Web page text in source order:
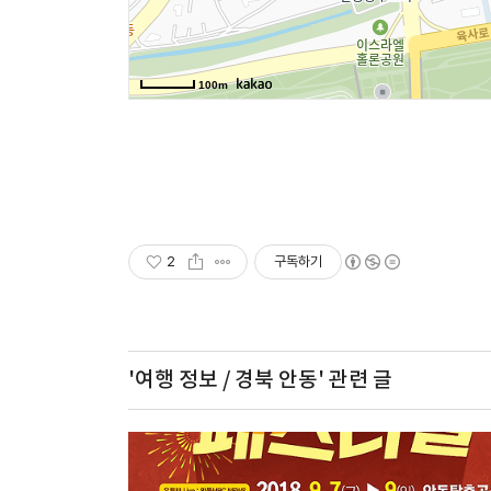
2 구독하기
'여행 정보 / 경북 안동' 관련 글